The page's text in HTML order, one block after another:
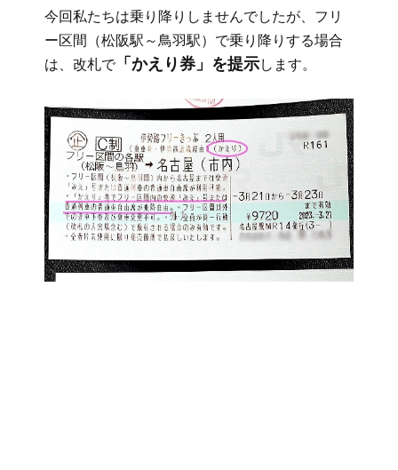
今回私たちは乗り降りしませんでしたが、フリ
ー区間（松阪駅～鳥羽駅）で乗り降りする場合
は、改札で「かえり券」を提示します。